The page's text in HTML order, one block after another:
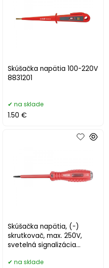
Skúšačka napätia 100-220V
8831201
na sklade
1.50 €
Skúšačka napätia, (-)
skrutkovač, max. 250V,
svetelná signalizácia
na sklade